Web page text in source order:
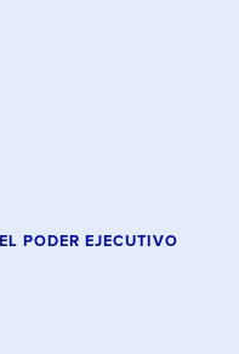
PODER EJECUTIVO